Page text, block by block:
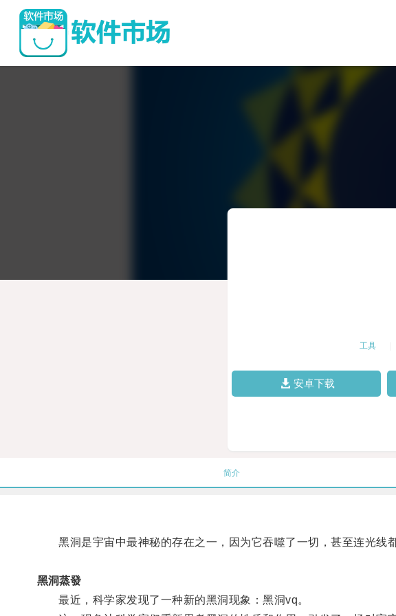
工具
安卓下载
简介
黑洞是宇宙中最神秘的存在之一，因为它吞噬了一切，甚至连光线都
黑洞蒸發
最近，科学家发现了一种新的黑洞现象：黑洞vq。